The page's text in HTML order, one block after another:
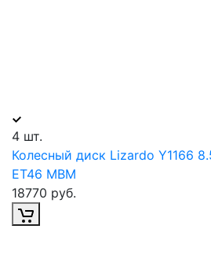
4 шт.
Колесный диск Lizardo Y1166
ET46 MBM
18770 руб.